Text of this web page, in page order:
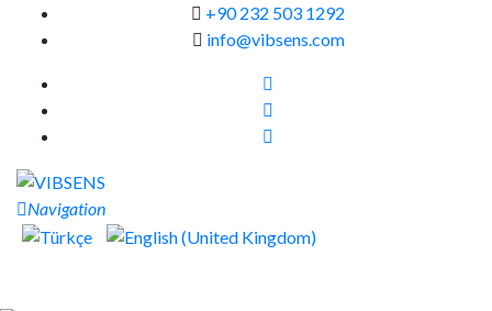
+90 232 503 1292
info@vibsens.com
Navigation